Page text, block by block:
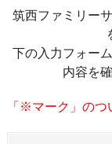
筑西ファミリー
下の入力フォー
内容を
「※マーク」のつ